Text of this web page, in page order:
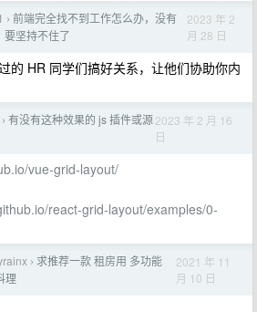
› 前端完全找不到工作怎么办，没有
要坚持不住了
2023 年 2
月 28 日
的 HR 同学们搞好关系，让他们协助你内
› 有没有这种效果的 js 插件或源2023 年 2 月 16
日
vue-grid-layout/
react-grid-layout/examples/0-
› 求推荐一款 租房用 多功能
理
2021 年 11
月 10 日